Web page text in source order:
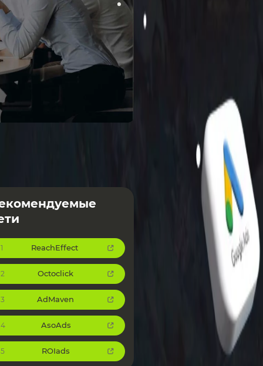
1 ReachEffect
2 Octoclick
3 AdMaven
4 AsoAds
5 ROIads